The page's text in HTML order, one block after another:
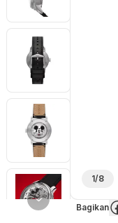
1/8
Bagikan